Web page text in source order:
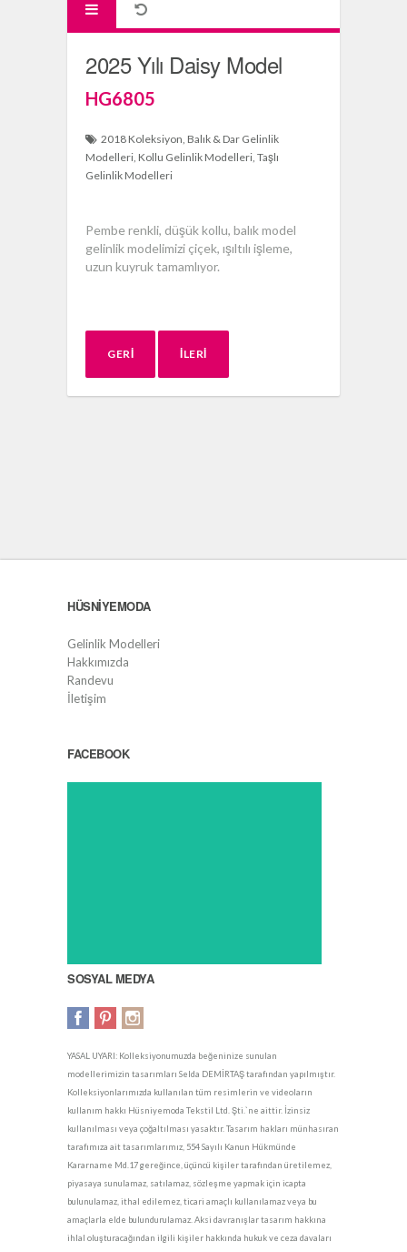
2025 Yılı Daisy Model
HG6805
2018 Koleksiyon Balık & Dar Gelinlik
Modelleri Kollu Gelinlik Modelleri Taşlı
Gelinlik Modelleri
Pembe renkli, düşük kollu, balık model
gelinlik modelimizi çiçek, ışıltılı işleme,
uzun kuyruk tamamlıyor.
HÜSNIYEMODA
Gelinlik Modelleri
Hakkımızda
Randevu
İletişim
FACEBOOK
SOSYAL MEDYA
YASAL UYARI: Kolleksiyonumuzda beğeninize sunulan
modellerimizin tasarımları Selda DEMİRTAŞ tarafından yapılmıştır.
Kolleksiyonlarımızda kullanılan tüm resimlerin ve videoların
kullanım hakkı Hüsniyemoda Tekstil Ltd. Şti.`ne aittir. İzinsiz
kullanılması veya çoğaltılması yasaktır. Tasarım hakları münhasıran
tarafımıza ait tasarımlarımız, 554 Sayılı Kanun Hükmünde
Kararname Md.17 gereğince, üçüncü kişiler tarafından üretilemez,
piyasaya sunulamaz, satılamaz, sözleşme yapmak için icapta
bulunulamaz, ithal edilemez, ticari amaçlı kullanılamaz veya bu
amaçlarla elde bulundurulamaz. Aksi davranışlar tasarım hakkına
ihlal oluşturacağından ilgili kişiler hakkında hukuk ve ceza davaları